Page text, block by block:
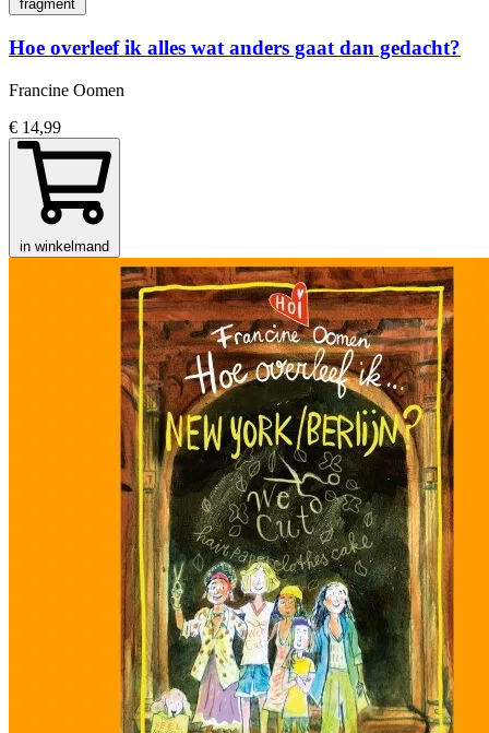
fragment
Hoe overleef ik alles wat anders gaat dan gedacht?
Francine Oomen
€ 14,99
in winkelmand